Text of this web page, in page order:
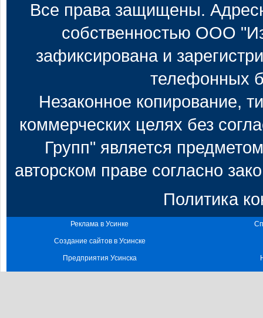
Все права защищены.
собственностью ООО
зафиксирована и
телефонных
Незаконное копирование,
коммерческих целях без
Групп" является
авторском праве согласно
Политика
Реклама в Усинке
Создание сайтов в Усинске
Предприятия Усинска